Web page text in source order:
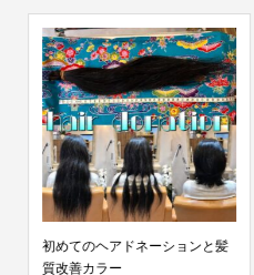
初めてのヘアドネーションと髪
質改善カラー